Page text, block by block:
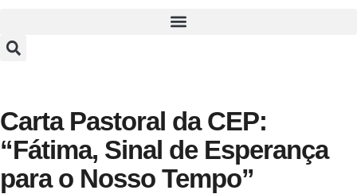
Carta Pastoral da CEP:
“Fátima, Sinal de Esperança
para o Nosso Tempo”